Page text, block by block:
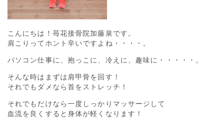
こんにちは！苺花接骨院加藤泉です。
肩こりってホント辛いですよね・・・・。
パソコン仕事に、抱っこに、冷えに、趣味に・・・・・。
そんな時はまずは肩甲骨を回す！
それでもダメなら首をストレッチ！
それでもだけなら一度しっかりマッサージして
血流を良くすると身体が軽くなります！